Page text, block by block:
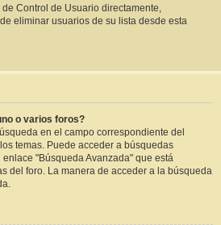
Control de Usuario directamente,
eliminar usuarios de su lista desde esta
o varios foros?
en el campo correspondiente del
temas. Puede acceder a búsquedas
"Búsqueda Avanzada" que está
del foro. La manera de acceder a la búsqueda